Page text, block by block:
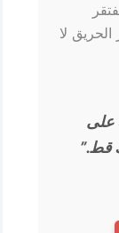
لا
على
قط.”